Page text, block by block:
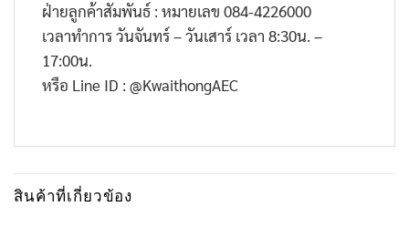
ฝ่ายลูกค้าสัมพันธ์ : หมายเลข 084-4226000
เวลาทำการ วันจันทร์ – วันเสาร์ เวลา 8:30น. –
17:00น.
หรือ Line ID : @KwaithongAEC
สินค้าที่เกี่ยวข้อง